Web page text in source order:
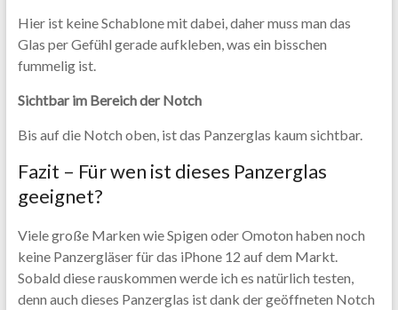
Hier ist keine Schablone mit dabei, daher muss man das
Glas per Gefühl gerade aufkleben, was ein bisschen
fummelig ist.
Sichtbar im Bereich der Notch
Bis auf die Notch oben, ist das Panzerglas kaum sichtbar.
Fazit – Für wen ist dieses Panzerglas
geeignet?
Viele große Marken wie Spigen oder Omoton haben noch
keine Panzergläser für das iPhone 12 auf dem Markt.
Sobald diese rauskommen werde ich es natürlich testen,
denn auch dieses Panzerglas ist dank der geöffneten Notch